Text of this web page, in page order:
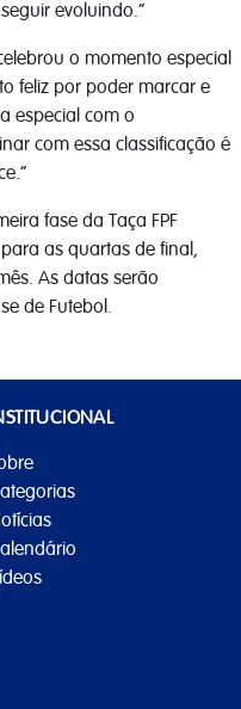
evoluindo.”
o momento especial
feliz por poder marcar e
especial com o
com essa classificação é
fase da Taça FPF
as quartas de final,
As datas serão
de Futebol.